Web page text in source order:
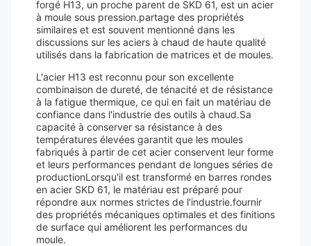
forgé H13, un proche parent de SKD 61, est un acier
à moule sous pression.partage des propriétés
similaires et est souvent mentionné dans les
discussions sur les aciers à chaud de haute qualité
utilisés dans la fabrication de matrices et de moules.
L'acier H13 est reconnu pour son excellente
combinaison de dureté, de ténacité et de résistance
à la fatigue thermique, ce qui en fait un matériau de
confiance dans l'industrie des outils à chaud.Sa
capacité à conserver sa résistance à des
températures élevées garantit que les moules
fabriqués à partir de cet acier conservent leur forme
et leurs performances pendant de longues séries de
productionLorsqu'il est transformé en barres rondes
en acier SKD 61, le matériau est préparé pour
répondre aux normes strictes de l'industrie.fournir
des propriétés mécaniques optimales et des finitions
de surface qui améliorent les performances du
moule.